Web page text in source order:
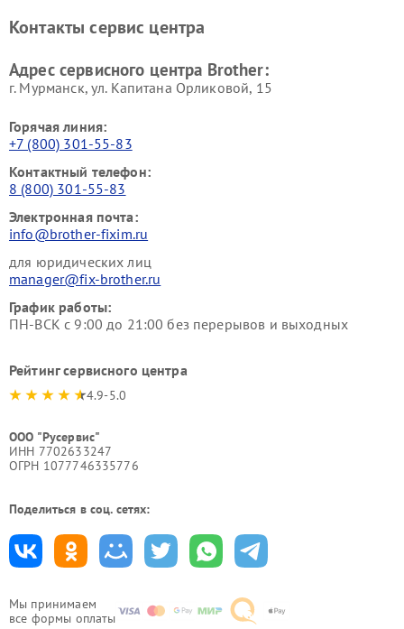
Мы принимаем
все формы оплаты
Контакты сервис центра
Адрес сервисного центра Brother:
г. Мурманск, ул. Капитана Орликовой, 15
Горячая линия:
+7 (800) 301-55-83
Контактный телефон:
8 (800) 301-55-83
Электронная почта:
info@brother-fixim.ru
для юридических лиц
manager@fix-brother.ru
График работы:
ПН-ВСК с 9:00 до 21:00 без перерывов и выходных
Рейтинг сервисного центра
4.9-5.0
ООО "Русервис"
ИНН 7702633247
ОГРН 1077746335776
Поделиться в соц. сетях: